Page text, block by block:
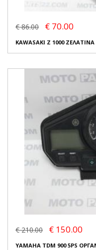
€ 86.00 € 70.00
KAWASAKI Z 1000
€ 210.00 € 150.00
YAMAHA TDM 900 5PS